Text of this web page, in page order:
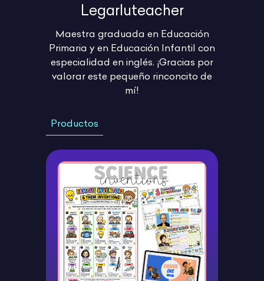
Legarluteacher
Maestra graduada en Educación
Primaria y en Educación Infantil con
especialidad en inglés. ¡Gracias por
valorar este pequeño rinconcito de
mí!
Productos